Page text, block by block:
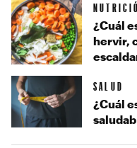
¿Cuál
hervir,
SALUD
¿Cuál